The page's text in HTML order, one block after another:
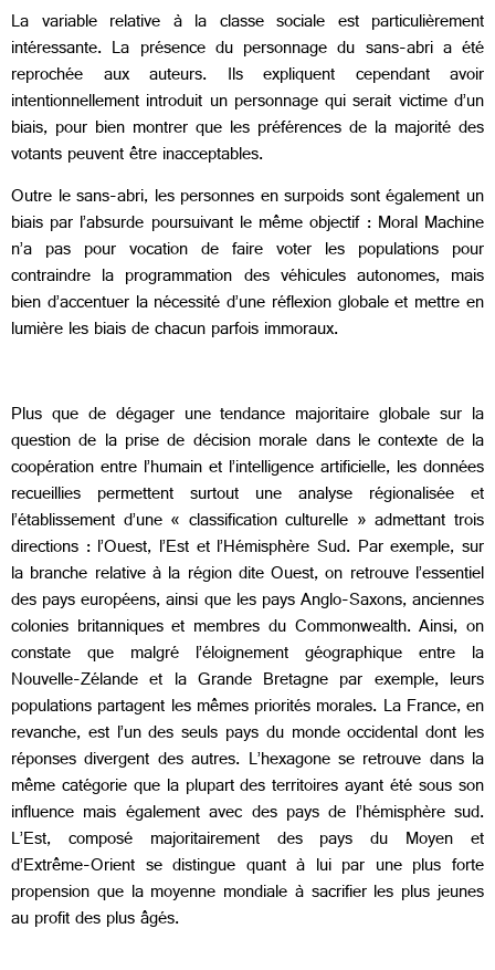
La variable relative à la classe sociale est particulièrement
intéressante. La présence du personnage du sans-abri a été
reprochée aux auteurs. Ils expliquent cependant avoir
intentionnellement introduit un personnage qui serait victime d’un
biais, pour bien montrer que les préférences de la majorité des
votants peuvent être inacceptables.
Outre le sans-abri, les personnes en surpoids sont également un
biais par l’absurde poursuivant le même objectif : Moral Machine
n’a pas pour vocation de faire voter les populations pour
contraindre la programmation des véhicules autonomes, mais
bien d’accentuer la nécessité d’une réflexion globale et mettre en
lumière les biais de chacun parfois immoraux.
Plus que de dégager une tendance majoritaire globale sur la
question de la prise de décision morale dans le contexte de la
coopération entre l’humain et l’intelligence artificielle, les données
recueillies permettent surtout une analyse régionalisée et
l’établissement d’une « classification culturelle » admettant trois
directions : l’Ouest, l’Est et l’Hémisphère Sud. Par exemple, sur
la branche relative à la région dite Ouest, on retrouve l’essentiel
des pays européens, ainsi que les pays Anglo-Saxons, anciennes
colonies britanniques et membres du Commonwealth. Ainsi, on
constate que malgré l’éloignement géographique entre la
Nouvelle-Zélande et la Grande Bretagne par exemple, leurs
populations partagent les mêmes priorités morales. La France, en
revanche, est l’un des seuls pays du monde occidental dont les
réponses divergent des autres. L’hexagone se retrouve dans la
même catégorie que la plupart des territoires ayant été sous son
influence mais également avec des pays de l’hémisphère sud.
L’Est, composé majoritairement des pays du Moyen et
d’Extrême-Orient se distingue quant à lui par une plus forte
propension que la moyenne mondiale à sacrifier les plus jeunes
au profit des plus âgés.